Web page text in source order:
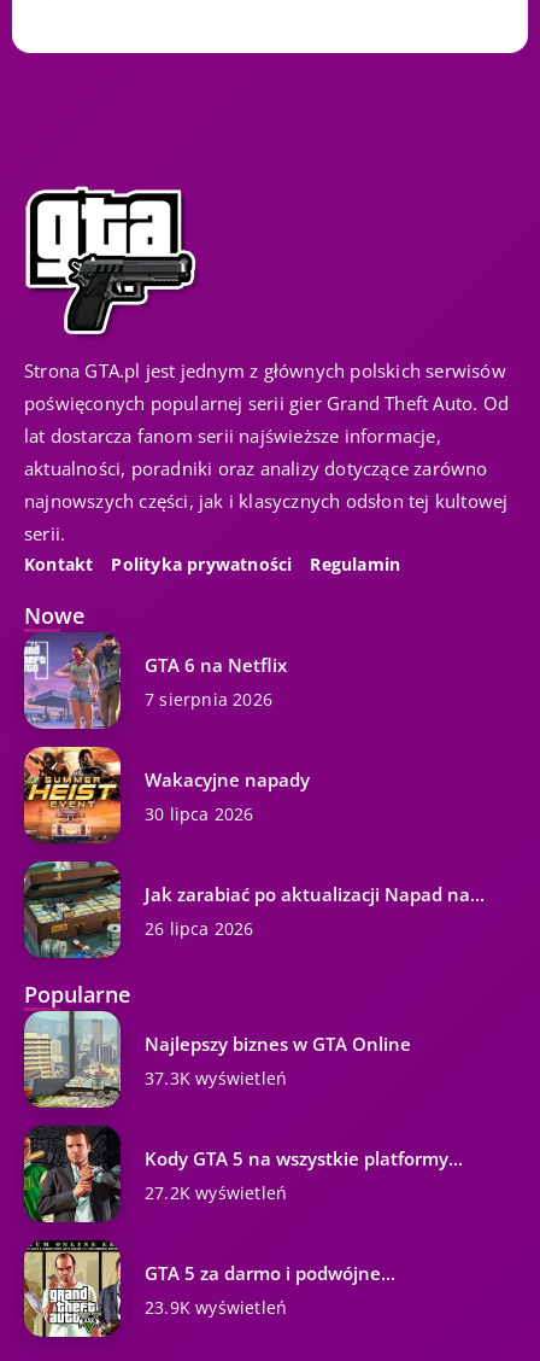
Strona GTA.pl jest jednym z głównych polskich serwisów
poświęconych popularnej serii gier Grand Theft Auto. Od
lat dostarcza fanom serii najświeższe informacje,
aktualności, poradniki oraz analizy dotyczące zarówno
najnowszych części, jak i klasycznych odsłon tej kultowej
serii.
Kontakt Polityka prywatności Regulamin
Nowe
GTA 6 na Netflix
7 sierpnia 2026
Wakacyjne napady
30 lipca 2026
Jak zarabiać po aktualizacji Napad na...
26 lipca 2026
Popularne
Najlepszy biznes w GTA Online
37.3K wyświetleń
Kody GTA 5 na wszystkie platformy...
27.2K wyświetleń
GTA 5 za darmo i podwójne...
23.9K wyświetleń